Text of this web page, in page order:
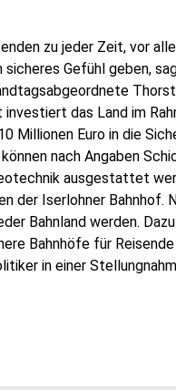
zu jeder Zeit, vor
sicheres Gefühl geben,
das Land im
Millionen Euro in die
nach Angaben
ausgestattet
der Iserlohner Bahnhof.
Bahnland werden.
Bahnhöfe für Reisende
in einer